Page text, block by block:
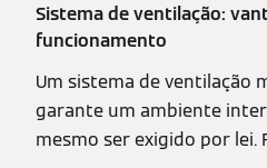
Sistema de ventilação:
funcionamento
Um sistema de ventilação
garante um ambiente
mesmo ser exigido por lei.